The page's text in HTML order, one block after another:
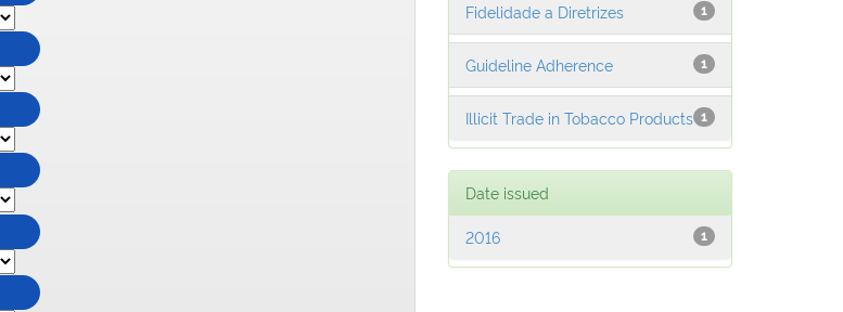
1
Fidelidade a Diretrizes
1
Guideline Adherence
1
Illicit Trade in Tobacco Products
Date issued
1
2016